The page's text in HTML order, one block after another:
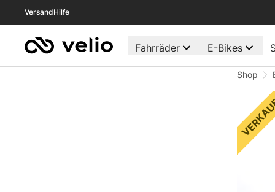
VersandHilfe
Fahrräder E-Bikes
Shop